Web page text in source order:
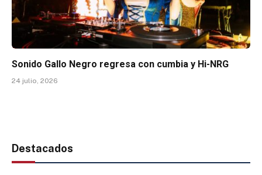
Sonido Gallo Negro regresa con cumbia y Hi-NRG
24 julio, 2026
Destacados